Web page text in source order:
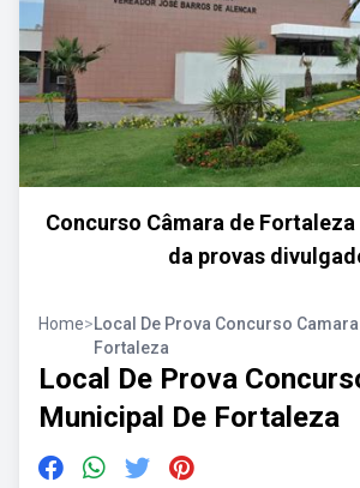
Concurso Câmara de
da provas
Home>Local De Prova Concurso
Fortaleza
Local De Prova
Municipal De Fortaleza